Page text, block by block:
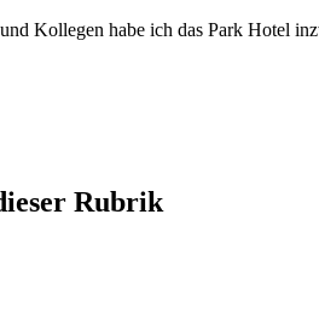
Kollegen habe ich das Park Hotel
Rubrik